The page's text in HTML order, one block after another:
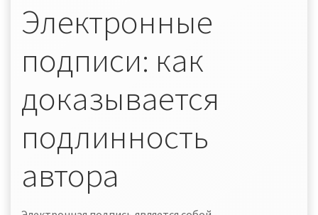
Электронные
подписи: как
доказывается
подлинность
автора